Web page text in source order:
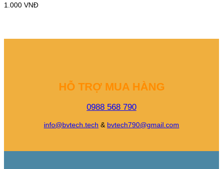
1.000 VNĐ
HỖ TRỢ MUA HÀNG
0988 568 790
info@bvtech.tech & bvtech790@gmail.com